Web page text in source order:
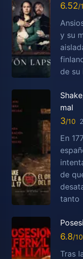
6.52
y su
de su
mal
3
En
de
tanto
6.8
Tras